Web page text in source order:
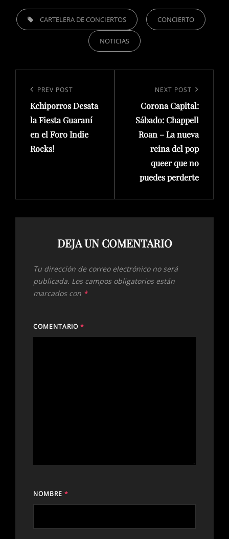
TAGS, CARTELERA DE CONCIERTOS CONCIERTO
NOTICIAS
entradas
Previous
Post
PREV POST
Kchiporros Desata
la Fiesta Guaraní
en el Foro Indie
Rocks!
Post
NEXT POST
Corona Capital:
Sábado: Chappell
Roan – La nueva
reina del pop
queer que no
puedes perderte
DEJA UN COMENTARIO
Tu dirección de correo electrónico no será
publicada. Los campos obligatorios están
marcados con *
COMENTARIO *
NOMBRE *